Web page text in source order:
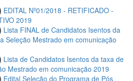
EDITAL Nº01/2018 - RETIFICADO -
2019
Lista FINAL de Candidatos Isentos da
Seleção Mestrado em comunicação
Lista de Candidatos Isentos da taxa de
Mestrado em comunicação 2019
Edital Seleção do Programa de Pós